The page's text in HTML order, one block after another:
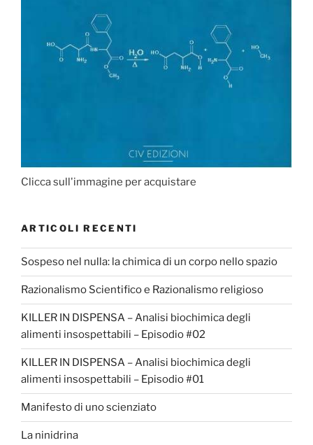
Clicca sull'immagine per acquistare
ARTICOLI RECENTI
Sospeso nel nulla: la chimica di un corpo nello spazio
Razionalismo Scientifico e Razionalismo religioso
KILLER IN DISPENSA – Analisi biochimica degli
alimenti insospettabili – Episodio #02
KILLER IN DISPENSA – Analisi biochimica degli
alimenti insospettabili – Episodio #01
Manifesto di uno scienziato
La ninidrina